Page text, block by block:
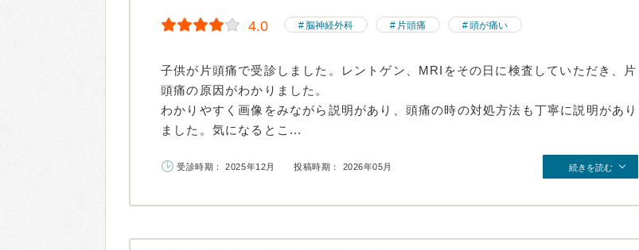
4.0 脳神経外科 片頭痛 頭が痛い
子供が片頭痛で受診しました。レントゲン、MRIをその日に検査していただき、片
頭痛の原因がわかりました。
わかりやすく画像をみながら説明があり、頭痛の時の対処方法も丁寧に説明があり
ました。気になるとこ...
受診時期： 2025年12月 投稿時期： 2026年05月 続きを読む